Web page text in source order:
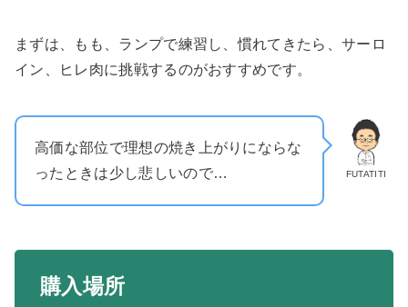
まずは、もも、ランプで練習し、慣れてきたら、サーロ
イン、ヒレ肉に挑戦するのがおすすめです。
FUTATITI
高価な部位で理想の焼き上がりにならな
ったときは少し悲しいので…
購入場所